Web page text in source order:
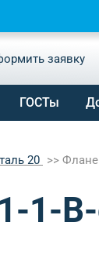
заявку
ГОСТы
20
1-